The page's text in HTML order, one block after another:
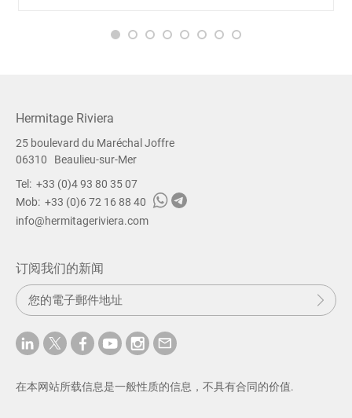
Hermitage Riviera
25 boulevard du Maréchal Joffre
06310
Beaulieu-sur-Mer
Tel: +33 (0)4 93 80 35 07
Mob: +33 (0)6 72 16 88 40
info@hermitageriviera.com
订阅我们的新闻
提
交
提交
在本网站所载信息是一般性质的信息，不具有合同的价值.